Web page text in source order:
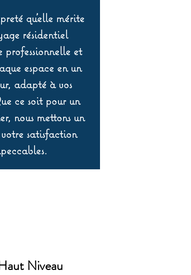
qu’elle mérite
résidentiel
et
espace en un
adapté à vos
ce soit pour un
nous mettons un
satisfaction
Niveau